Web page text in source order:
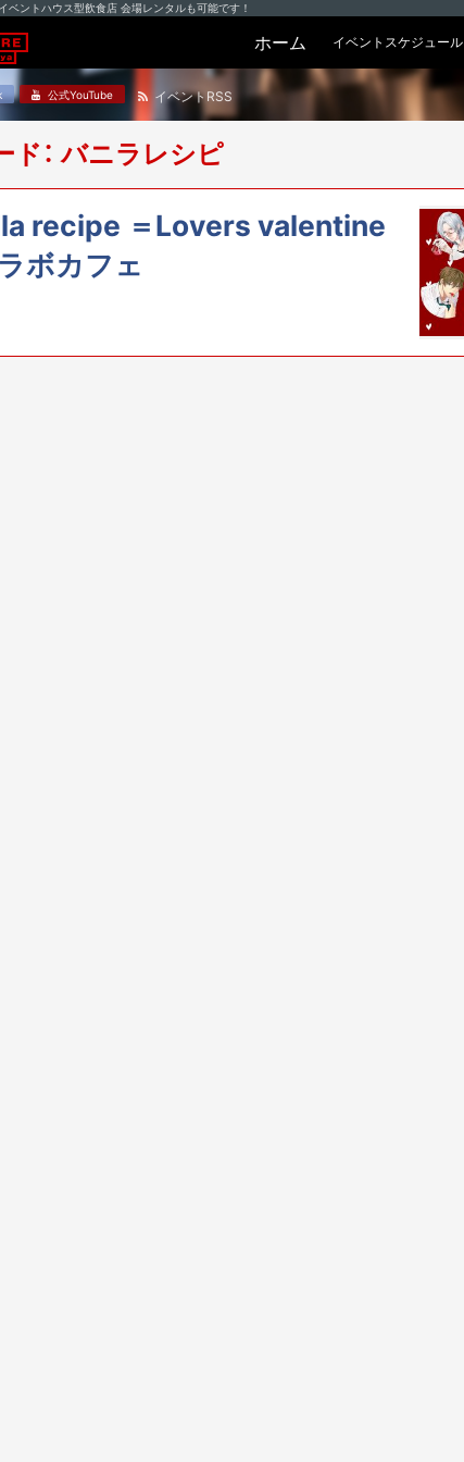
ベントハウス型飲食店 会場レンタルも可能です！
ホーム イベントスケジュール
公式YouTube イベントRSS
ド： バニラレシピ
recipe ＝Lovers valentine
ボカフェ